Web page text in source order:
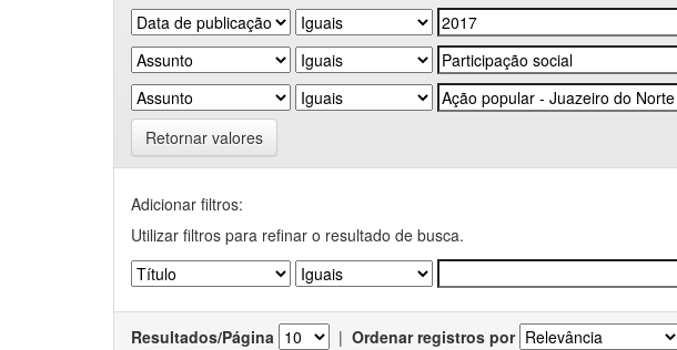
Retornar valores
Adicionar filtros:
Utilizar filtros para refinar o resultado de busca.
Resultados/Página | Ordenar registros por